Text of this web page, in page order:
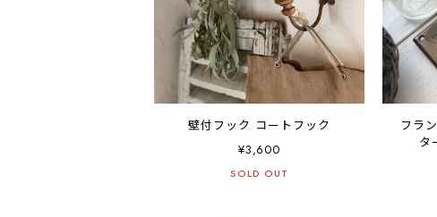
壁付フック コートフック
¥3,600
SOLD OUT
フラ
タ